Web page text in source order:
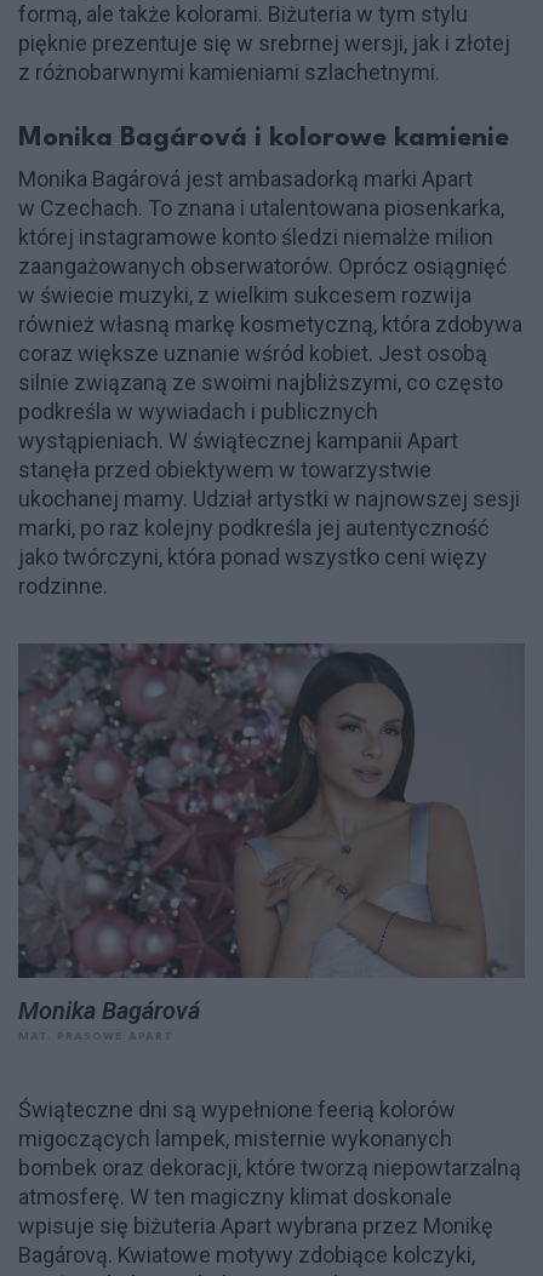
formą, ale także kolorami. Biżuteria w tym stylu
pięknie prezentuje się w srebrnej wersji, jak i złotej
z różnobarwnymi kamieniami szlachetnymi.
Monika Bagárová i kolorowe kamienie
Monika Bagárová jest ambasadorką marki Apart
w Czechach. To znana i utalentowana piosenkarka,
której instagramowe konto śledzi niemalże milion
zaangażowanych obserwatorów. Oprócz osiągnięć
w świecie muzyki, z wielkim sukcesem rozwija
również własną markę kosmetyczną, która zdobywa
coraz większe uznanie wśród kobiet. Jest osobą
silnie związaną ze swoimi najbliższymi, co często
podkreśla w wywiadach i publicznych
wystąpieniach. W świątecznej kampanii Apart
stanęła przed obiektywem w towarzystwie
ukochanej mamy. Udział artystki w najnowszej sesji
marki, po raz kolejny podkreśla jej autentyczność
jako twórczyni, która ponad wszystko ceni więzy
rodzinne.
Monika Bagárová
Świąteczne dni są wypełnione feerią kolorów
migoczących lampek, misternie wykonanych
bombek oraz dekoracji, które tworzą niepowtarzalną
atmosferę. W ten magiczny klimat doskonale
wpisuje się biżuteria Apart wybrana przez Monikę
Bagárovą. Kwiatowe motywy zdobiące kolczyki,